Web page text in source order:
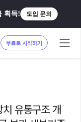
획득! 도입 문의
무료로 시작하기
유통구조 개